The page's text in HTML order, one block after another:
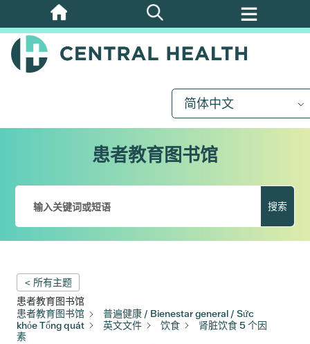
跳
至
主
简体中文
患者教育图书馆
搜索
< 所有主题
患者教育图书馆
患者教育图书馆
普遍健康 / Bienestar general / Sức
khỏe Tổng quát
英文文件 饮食
肾脏饮食 5 个因
素